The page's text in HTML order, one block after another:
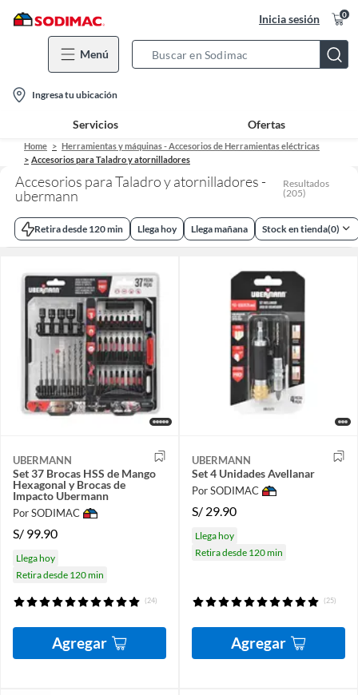
Inicia sesión 0
Menú
Bar
location-
icon
Ingresa tu ubicación
Servicios Ofertas
Home
Herramientas y máquinas - Accesorios de Herramientas eléctricas
Accesorios para Taladro y atornilladores
Accesorios para Taladro y atornilladores -
ubermann
Resultados
(205)
Retira desde 120 min Llega hoy Llega mañana Stock en tienda(0)
UBERMANN
Set 37 Brocas HSS de Mango
Hexagonal y Brocas de
Impacto Ubermann
Por SODIMAC
S/ 99.90
Llega hoy
Retira desde 120 min
(24)
Agregar
UBERMANN
Set 4 Unidades Avellanar
Por SODIMAC
S/ 29.90
Llega hoy
Retira desde 120 min
(25)
Agregar